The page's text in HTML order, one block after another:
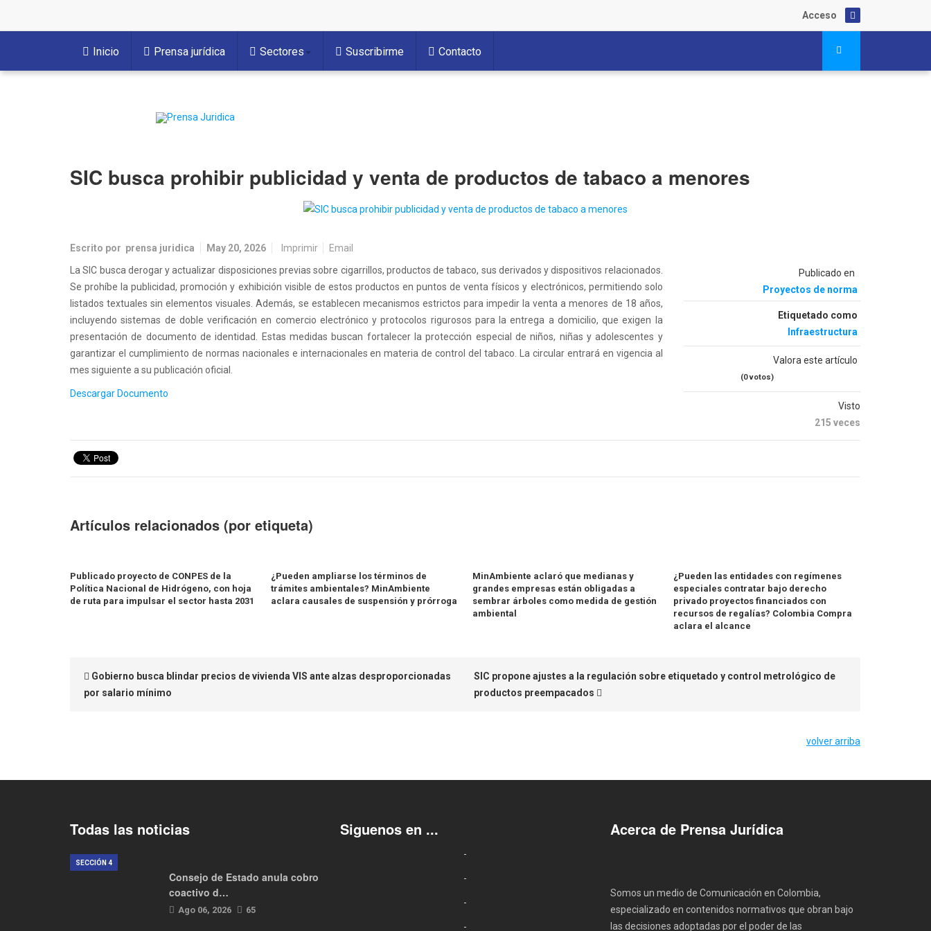
Acceso
Inicio Prensa jurídica Sectores Suscribirme Contacto
SIC busca prohibir publicidad y venta de productos de tabaco a menores
Escrito por prensa juridica May 20, 2026 Imprimir Email
Publicado en
Proyectos de norma
Etiquetado como
Infraestructura
Valora este artículo
1
2
3
4
5 (0 votos)
Visto
215 veces
La SIC busca derogar y actualizar disposiciones previas sobre cigarrillos, productos de tabaco, sus derivados y dispositivos relacionados.
Se prohíbe la publicidad, promoción y exhibición visible de estos productos en puntos de venta físicos y electrónicos, permitiendo solo
listados textuales sin elementos visuales. Además, se establecen mecanismos estrictos para impedir la venta a menores de 18 años,
incluyendo sistemas de doble verificación en comercio electrónico y protocolos rigurosos para la entrega a domicilio, que exigen la
presentación de documento de identidad. Estas medidas buscan fortalecer la protección especial de niños, niñas y adolescentes y
garantizar el cumplimiento de normas nacionales e internacionales en materia de control del tabaco. La circular entrará en vigencia al
mes siguiente a su publicación oficial.
Descargar Documento
Artículos relacionados (por etiqueta)
Publicado proyecto de CONPES de la
Política Nacional de Hidrógeno, con hoja
de ruta para impulsar el sector hasta 2031
¿Pueden ampliarse los términos de
trámites ambientales? MinAmbiente
aclara causales de suspensión y prórroga
MinAmbiente aclaró que medianas y
grandes empresas están obligadas a
sembrar árboles como medida de gestión
ambiental
¿Pueden las entidades con regímenes
especiales contratar bajo derecho
privado proyectos financiados con
recursos de regalías? Colombia Compra
aclara el alcance
Gobierno busca blindar precios de vivienda VIS ante alzas desproporcionadas
por salario mínimo
SIC propone ajustes a la regulación sobre etiquetado y control metrológico de
productos preempacados
volver arriba
Todas las noticias
Consejo de Estado anula cobro
coactivo d…
Ago 06, 2026 65
SECCIÓN 4
Siguenos en ... Acerca de Prensa Jurídica
Somos un medio de Comunicación en Colombia,
especializado en contenidos normativos que obran bajo
las decisiones adoptadas por el poder de las